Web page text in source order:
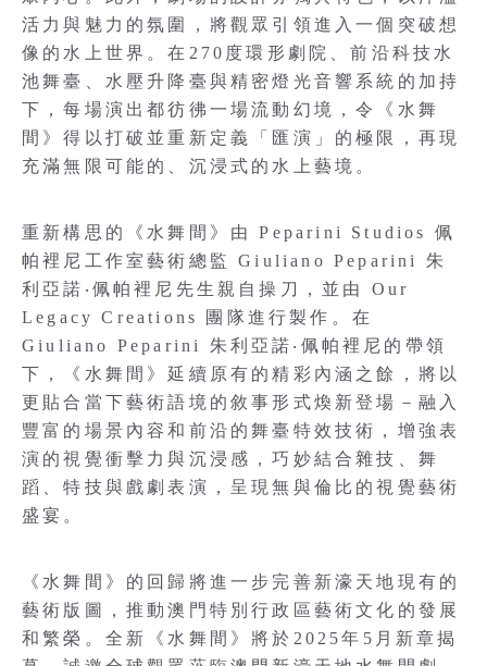
活力與魅力的氛圍，將觀眾引領進入一個突破想
像的水上世界。在270度環形劇院、前沿科技水
池舞臺、水壓升降臺與精密燈光音響系統的加持
下，每場演出都彷彿一場流動幻境，令《水舞
間》得以打破並重新定義「匯演」的極限，再現
充滿無限可能的、沉浸式的水上藝境。
重新構思的《水舞間》由 Peparini Studios 佩
帕裡尼工作室藝術總監 Giuliano Peparini 朱
利亞諾‧佩帕裡尼先生親自操刀，並由 Our
Legacy Creations 團隊進行製作。在
Giuliano Peparini 朱利亞諾‧佩帕裡尼的帶領
下，《水舞間》延續原有的精彩內涵之餘，將以
更貼合當下藝術語境的敘事形式煥新登場－融入
豐富的場景內容和前沿的舞臺特效技術，增強表
演的視覺衝擊力與沉浸感，巧妙結合雜技、舞
蹈、特技與戲劇表演，呈現無與倫比的視覺藝術
盛宴。
《水舞間》的回歸將進一步完善新濠天地現有的
藝術版圖，推動澳門特別行政區藝術文化的發展
和繁榮。全新《水舞間》將於2025年5月新章揭